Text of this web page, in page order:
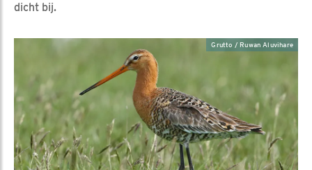
dicht bij.
Grutto / Ruwan Aluvihare